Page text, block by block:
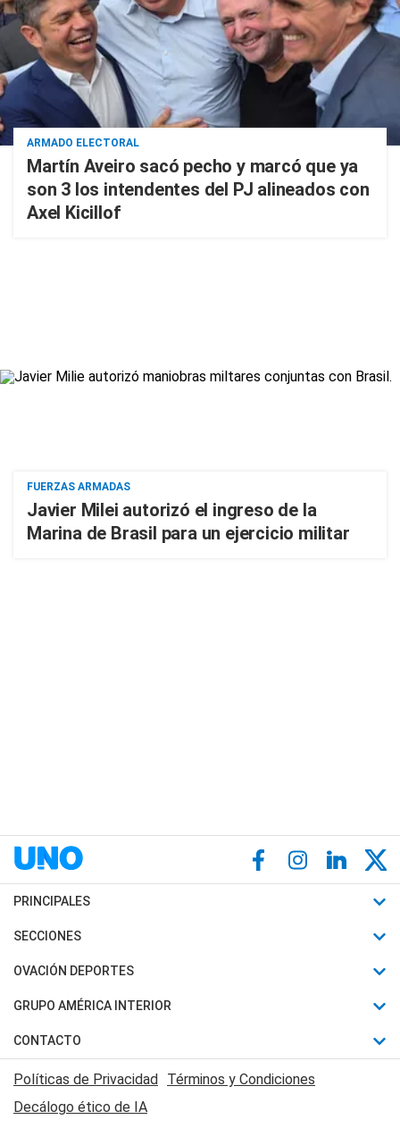
ARMADO ELECTORAL
Martín Aveiro sacó pecho y marcó que ya
son 3 los intendentes del PJ alineados con
Axel Kicillof
FUERZAS ARMADAS
Javier Milei autorizó el ingreso de la
Marina de Brasil para un ejercicio militar
PRINCIPALES
Últimas Noticias
Política
Judiciales
Economia
SECCIONES
Horóscopo
Motores
Trucos caseros
Series y Películas
Edictos y Solicitadas
OVACIÓN DEPORTES
Fútbol
Mundial
Automovilismo
Rugby
GRUPO AMÉRICA INTERIOR
Canal 7 en Vivo
CONTACTO
Acerca de Nosotros
Contactanos
Políticas de Privacidad Términos y Condiciones
Decálogo ético de IA